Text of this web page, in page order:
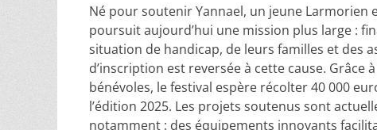
Né pour soutenir Yannael, un jeune Larmorien
poursuit aujourd’hui une mission plus large :
situation de handicap, de leurs familles et des
d’inscription est reversée à cette cause.
bénévoles, le festival espère récolter 40 000
l’édition 2025. Les projets soutenus sont
notamment : des équipements innovants